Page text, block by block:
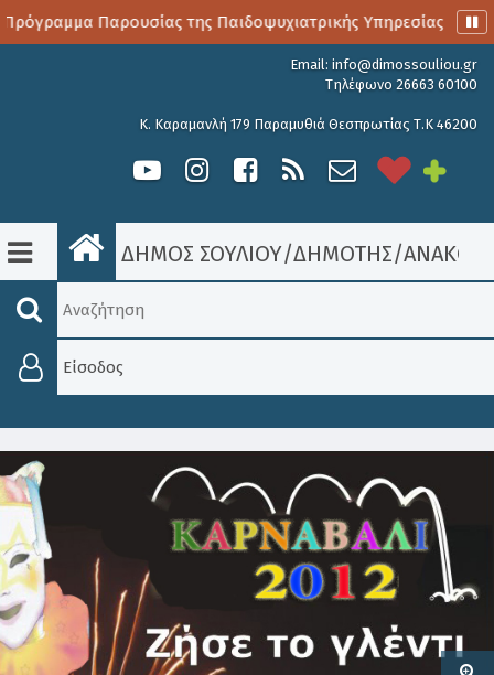
Παρουσίας της Παιδοψυχιατρικής Υπηρεσίας
Email: info@dimossouliou.gr
Τηλέφωνο 26663 60100
Κ. Καραμανλή 179 Παραμυθιά Θεσπρωτίας Τ.Κ 46200
ΔΗΜΟΣ ΣΟΥΛΙΟΥ/ΔΗΜΟΤΗΣ/
Είσοδος